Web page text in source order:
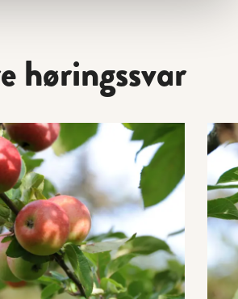
høringssvar
november 2024 Læs